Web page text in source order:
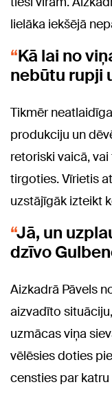
lielāka iekšējā
Kā lai no
nebūtu rupji
Tikmēr
produkciju un
retoriski vaicā,
tirgoties. Vīrietis
uzstājīgāk izteikt
Jā, un
dzīvo
Aizkadrā Pāvels
aizvadīto
uzmācas viņa
vēlēsies doties
censties par